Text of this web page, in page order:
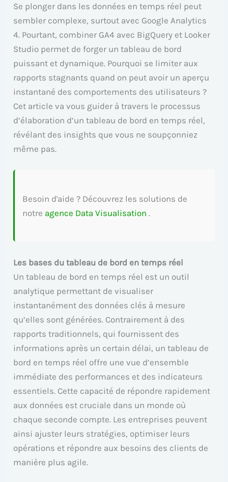
Se plonger dans les données en temps réel peut
sembler complexe, surtout avec Google Analytics
4. Pourtant, combiner GA4 avec BigQuery et Looker
Studio permet de forger un tableau de bord
puissant et dynamique. Pourquoi se limiter aux
rapports stagnants quand on peut avoir un aperçu
instantané des comportements des utilisateurs ?
Cet article va vous guider à travers le processus
d’élaboration d’un tableau de bord en temps réel,
révélant des insights que vous ne soupçonniez
même pas.
Besoin d'aide ? Découvrez les solutions de
notre agence Data Visualisation.
Les bases du tableau de bord en temps réel
Un tableau de bord en temps réel est un outil
analytique permettant de visualiser
instantanément des données clés à mesure
qu’elles sont générées. Contrairement à des
rapports traditionnels, qui fournissent des
informations après un certain délai, un tableau de
bord en temps réel offre une vue d’ensemble
immédiate des performances et des indicateurs
essentiels. Cette capacité de répondre rapidement
aux données est cruciale dans un monde où
chaque seconde compte. Les entreprises peuvent
ainsi ajuster leurs stratégies, optimiser leurs
opérations et répondre aux besoins des clients de
manière plus agile.